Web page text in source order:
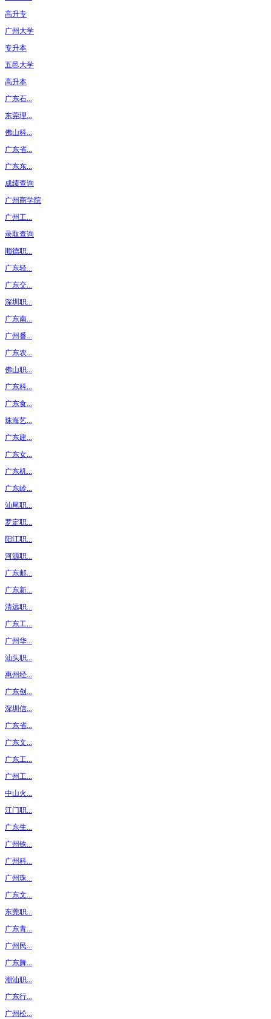
高升专
广州大学
专升本
五邑大学
高升本
广东石...
东莞理...
佛山科...
广东省...
广东东...
成绩查询
广州商学院
广州工...
录取查询
顺德职...
广东轻...
广东交...
深圳职...
广东南...
广州番...
广东农...
佛山职...
广东科...
广东食...
珠海艺...
广东建...
广东女...
广东机...
广东岭...
汕尾职...
罗定职...
阳江职...
河源职...
广东邮...
广东新...
清远职...
广东工...
广州华...
汕头职...
惠州经...
广东创...
深圳信...
广东省...
广东文...
广东工...
广州工...
中山火...
江门职...
广东生...
广州铁...
广州科...
广州珠...
广东文...
东莞职...
广东青...
广州民...
广东舞...
潮汕职...
广东行...
广州松...